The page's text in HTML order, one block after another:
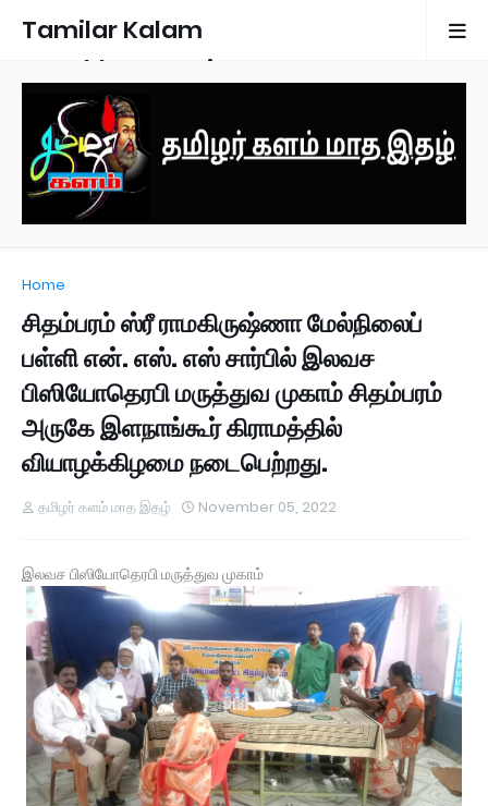
Tamilar Kalam
Monthly Magazine
Home
சிதம்பரம் ஸ்ரீ ராமகிருஷ்ணா மேல்நிலைப்
பள்ளி என். எஸ். எஸ் சார்பில் இலவச
பிஸியோதெரபி மருத்துவ முகாம் சிதம்பரம்
அருகே இளநாங்கூர் கிராமத்தில்
வியாழக்கிழமை நடைபெற்றது.
தமிழர் களம் மாத இதழ் November 05, 2022
இலவச பிஸியோதெரபி மருத்துவ முகாம்